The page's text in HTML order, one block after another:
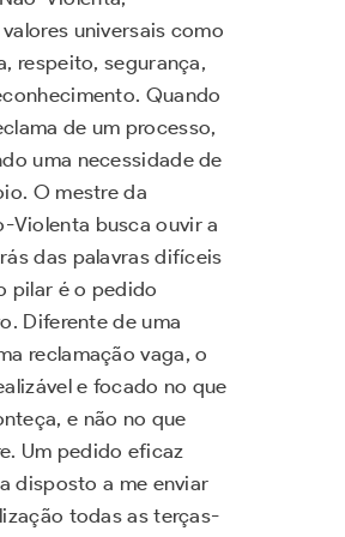
universais como
respeito, segurança,
Quando
de um processo,
uma necessidade de
O mestre da
Violenta busca ouvir a
das palavras difíceis
pilar é o pedido
Diferente de uma
reclamação vaga, o
e focado no que
e não no que
Um pedido eficaz
disposto a me enviar
todas as terças-